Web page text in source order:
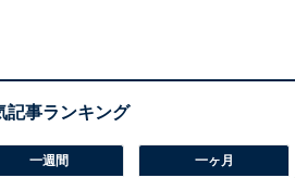
一週間 一ヶ月